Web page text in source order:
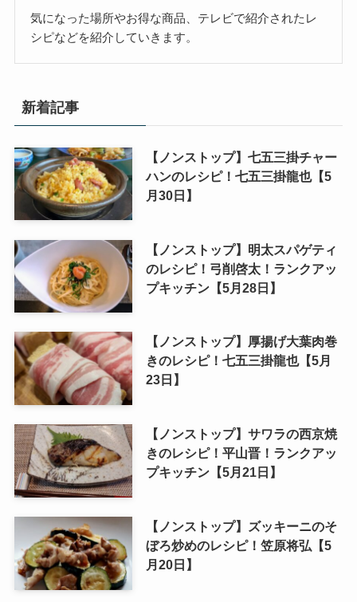
気になった場所やお得な商品、テレビで紹介されたレ
シピなどを紹介していきます。
新着記事
【ノンストップ】七五三掛チャー
ハンのレシピ！七五三掛龍也【5
月30日】
【ノンストップ】明太スパゲティ
のレシピ！弓削啓太！ランクアッ
プキッチン【5月28日】
【ノンストップ】厚揚げ大葉肉巻
きのレシピ！七五三掛龍也【5月
23日】
【ノンストップ】サワラの西京焼
きのレシピ！平山晋！ランクアッ
プキッチン【5月21日】
【ノンストップ】ズッキーニのそ
ぼろ炒めのレシピ！笠原将弘【5
月20日】